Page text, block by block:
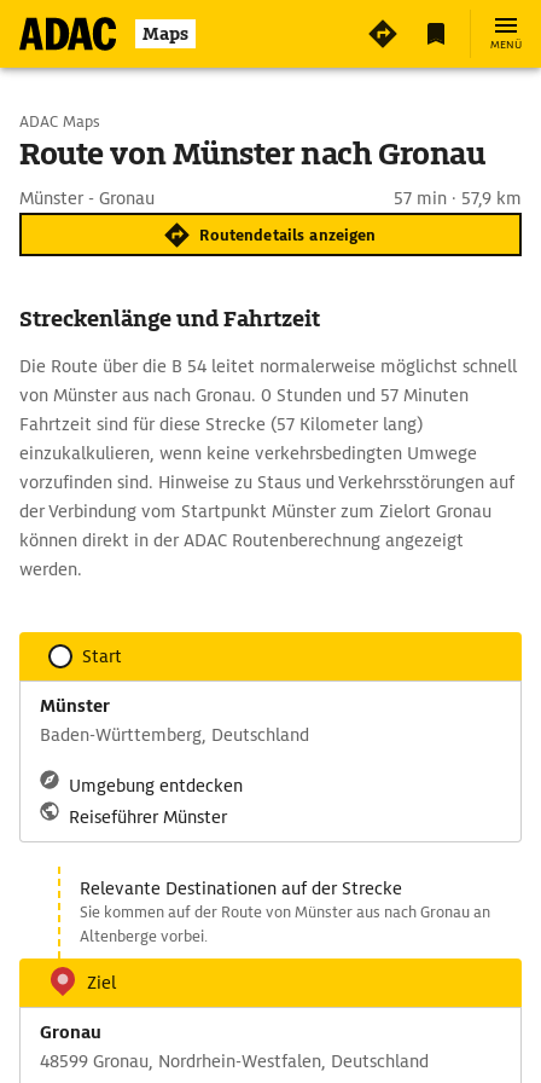
Maps MENÜ
Start wählen
ADAC Maps
Route von Münster nach Gronau
Münster - Gronau 57 min · 57,9 km
Routendetails anzeigen
Streckenlänge und Fahrtzeit
Die Route über die B 54 leitet normalerweise möglichst schnell
von Münster aus nach Gronau. 0 Stunden und 57 Minuten
Fahrtzeit sind für diese Strecke (57 Kilometer lang)
einzukalkulieren, wenn keine verkehrsbedingten Umwege
vorzufinden sind. Hinweise zu Staus und Verkehrsstörungen auf
der Verbindung vom Startpunkt Münster zum Zielort Gronau
können direkt in der ADAC Routenberechnung angezeigt
werden.
Start
Münster
Baden-Württemberg, Deutschland
Umgebung entdecken
Reiseführer Münster
Relevante Destinationen auf der Strecke
Sie kommen auf der Route von Münster aus nach Gronau an
Altenberge vorbei.
Ziel
Gronau
48599 Gronau, Nordrhein-Westfalen, Deutschland